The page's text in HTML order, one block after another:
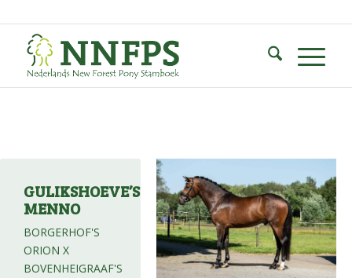
GULIKSHOEVE’S
MENNO
BORGERHOF'S
ORION X
BOVENHEIGRAAF'S